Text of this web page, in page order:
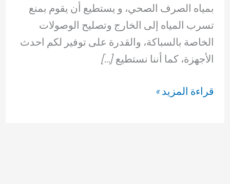
بمياه الصرف الصحي، و يستطيع أن يقوم بمنع
تسرب المياه إلى الخارج وتصليح الوصولات
الخاصة بالسباكة، والقدرة على توفير لكم احدث
الأجهزة، كما أننا نستطيع […]
سباك
قراءة المزيد »